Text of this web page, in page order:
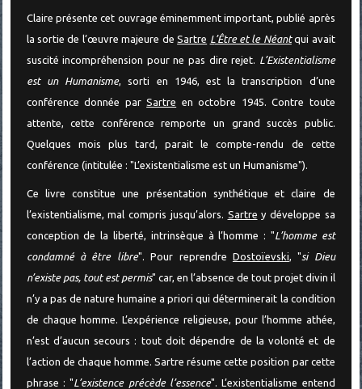
Claire présente cet ouvrage éminemment important, publié après
la sortie de l’œuvre majeure deSartre L ’Être et le Néantqui avait
suscité incompréhension pour ne pas dire rejet. L’Existentialisme
est un Humanisme, sorti en 1946, est la transcription d’une
conférence donnée parSartre en octobre 1945. Contre toute
attente, cette conférence remporte un grand succès public.
Quelques mois plus tard, parait le compte-rendu de cette
conférence (intitulée : "L’existentialisme est un Humanisme").
Ce livre constitue une présentation synthétique et claire de
l’existentialisme, mal compris jusqu’alors. Sartre y développe sa
conception de la liberté, intrinsèque à l’homme : "L’homme est
condamné à être libre". Pour reprendre Dostoïevski , "si Dieu
n’existe pas, tout est permis" car, en l’absence de tout projet divin il
n’y a pas de nature humaine a priori qui déterminerait la condition
de chaque homme. L’expérience religieuse, pour l’homme athée,
n’est d’aucun secours : tout doit dépendre de la volonté et de
l’action de chaque homme. Sartre résume cette position par cette
phrase : "L’existence précède l’essence". L’existentialisme entend